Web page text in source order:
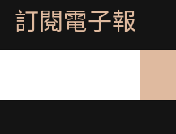
訂閱電子報